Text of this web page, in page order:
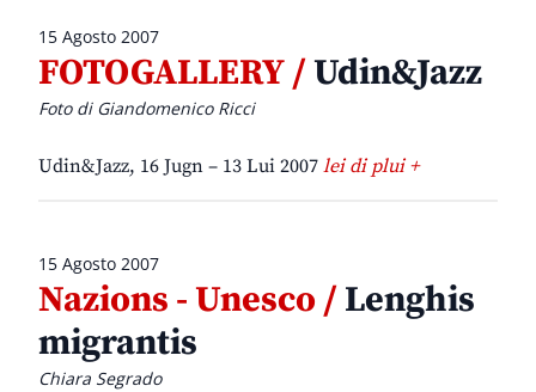
15 Agosto 2007
FOTOGALLERY /Udin&Jazz
Foto di Giandomenico Ricci
Udin&Jazz, 16 Jugn – 13 Lui 2007 lei di plui +
15 Agosto 2007
Nazions - Unesco /Lenghis
migrantis
Chiara Segrado